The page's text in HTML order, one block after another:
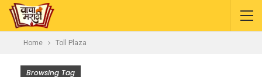
Home Toll Plaza
Browsing Tag